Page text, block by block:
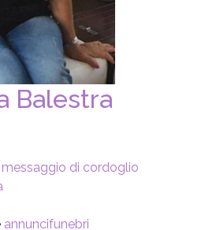
Balestra
messaggio di cordoglio
annuncifunebri